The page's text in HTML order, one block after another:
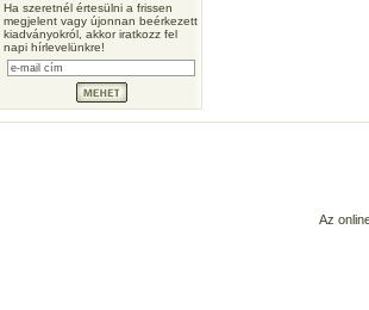
Ha szeretnél értesülni a frissen
megjelent vagy újonnan beérkezett
kiadványokról, akkor iratkozz fel
napi hírlevelünkre!
Az